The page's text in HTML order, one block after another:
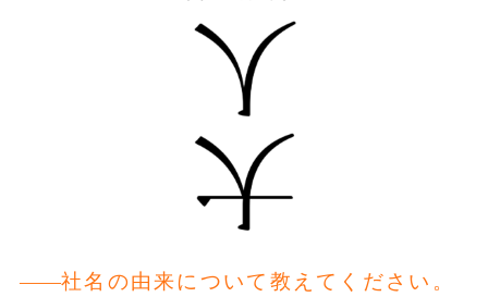
社名の由来について教えてください。